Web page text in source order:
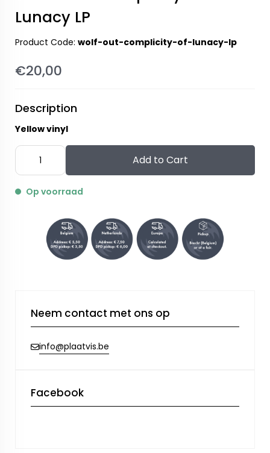
Lunacy LP
Product Code: wolf-out-complicity-of-lunacy-lp
€20,00
Description
Yellow vinyl
Add to Cart
Op voorraad
Neem contact met ons op
info@plaatvis.be
Facebook